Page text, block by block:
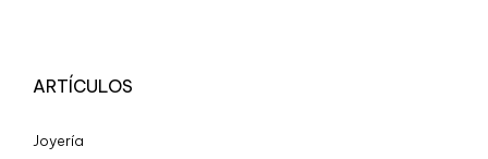
ARTÍCULOS
Joyería